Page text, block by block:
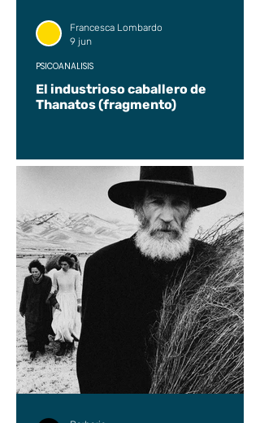
El industrioso caballero de
Thanatos (fragmento)
PSICOANÁLISIS
Francesca Lombardo
9 jun